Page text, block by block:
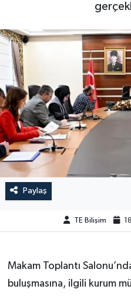
Paylaş
TE Bilişim
Makam Toplantı
buluşmasına, ilgili kurum